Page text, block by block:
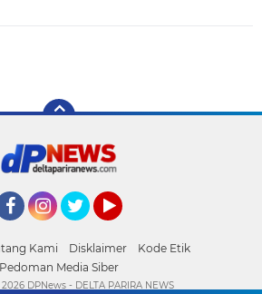
Kami Disklaimer
Kode Etik
Pedoman Media Siber
2026 DPNews - DELTA PARIRA NEWS